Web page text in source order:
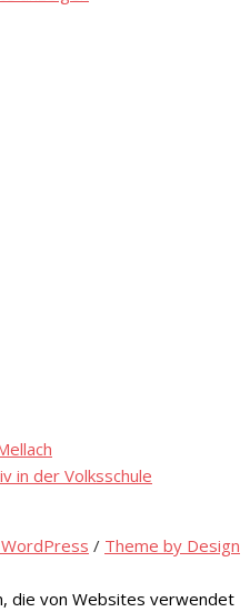
in der Volksschule
/ Theme by Design
die von Websites verwendet